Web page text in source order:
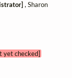
, Sharon
yet checked]